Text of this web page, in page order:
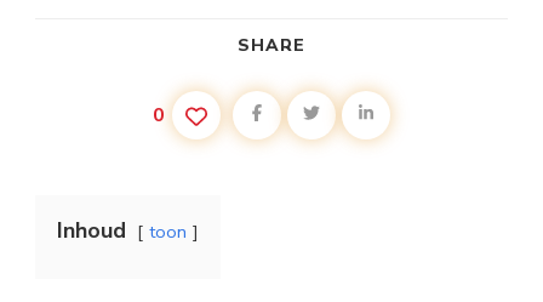
SHARE
0
Inhoud toon